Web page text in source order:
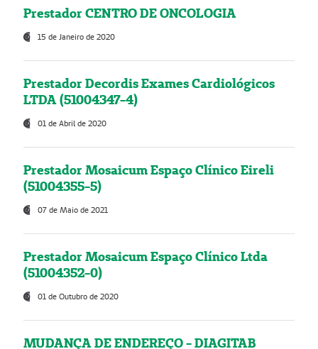
Prestador CENTRO DE ONCOLOGIA
15 de Janeiro de 2020
Prestador Decordis Exames Cardiológicos
LTDA (51004347-4)
01 de Abril de 2020
Prestador Mosaicum Espaço Clínico Eireli
(51004355-5)
07 de Maio de 2021
Prestador Mosaicum Espaço Clínico Ltda
(51004352-0)
01 de Outubro de 2020
MUDANÇA DE ENDEREÇO - DIAGITAB